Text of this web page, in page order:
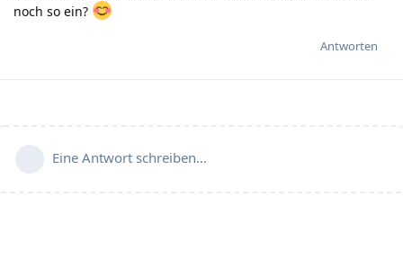
noch so ein?
Antworten
Eine Antwort schreiben…